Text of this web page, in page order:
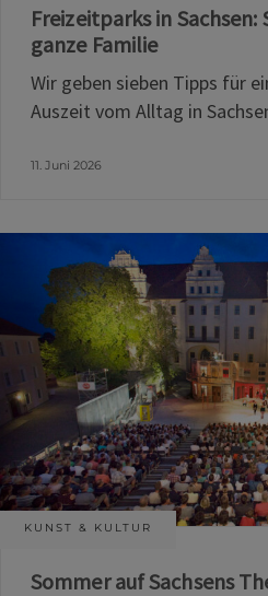
Freizeitparks in
ganze Familie
Wir geben sieben Tipps für
Auszeit vom Alltag in
11. Juni 2026
KUNST & KULTUR
Sommer auf Sachsens